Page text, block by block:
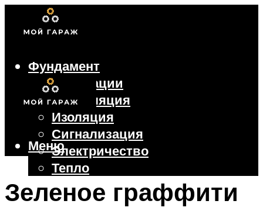
Фундамент
Коммуникации
Вентиляция
Изоляция
Сигнализация
Электричество
Тепло
Крыша
Ворота
Меню
Зеленое граффити